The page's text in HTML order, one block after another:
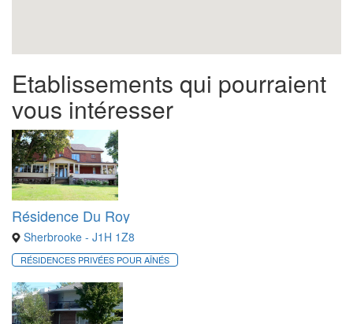
Etablissements qui pourraient
vous intéresser
Résidence Du Roy
Sherbrooke - J1H 1Z8
RÉSIDENCES PRIVÉES POUR AÎNÉS